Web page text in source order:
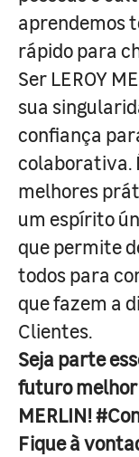
aprendemos
rápido para
Ser LEROY
sua
confiança
colaborativa.
melhores
um espírito
que permite
todos para
que fazem a
Clientes.
Seja parte
futuro melhor
MERLIN!
Fique à